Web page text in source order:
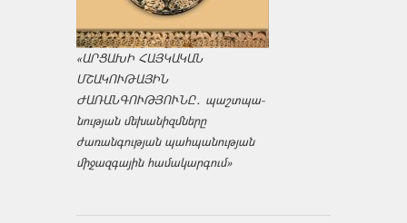
«ԱՐՑԱԽԻ ՀԱՅԿԱԿԱՆ
ՄՇԱԿՈՒԹԱՅԻՆ
ԺԱՌԱՆԳՈՒԹՅՈՒՆԸ․ պաշտպա­
նության մեխանիզմները
ժառանգության պահպանության
միջազ­գային համակարգում»